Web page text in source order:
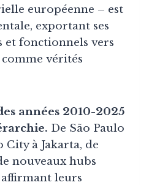
européenne – est
exportant ses
et fonctionnels vers
vérités
années 2010-2025
De São Paulo
City à Jakarta, de
nouveaux hubs
leurs